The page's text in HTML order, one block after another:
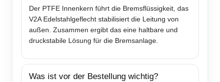
Der PTFE Innenkern führt die Bremsflüssigkeit, das
V2A Edelstahlgeflecht stabilisiert die Leitung von
außen. Zusammen ergibt das eine haltbare und
druckstabile Lösung für die Bremsanlage.
Was ist vor der Bestellung wichtig?